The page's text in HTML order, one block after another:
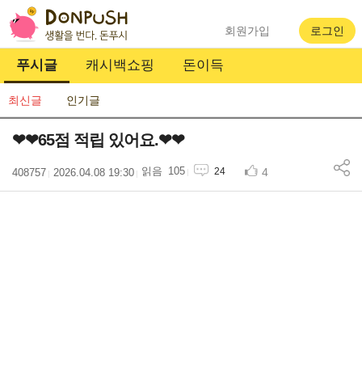
푸시글 캐시백쇼핑 돈이득
회원가입 로그인
최신글 인기글
❤❤65점 적립 있어요.❤❤
408757 2026.04.08 19:30 105 24 4